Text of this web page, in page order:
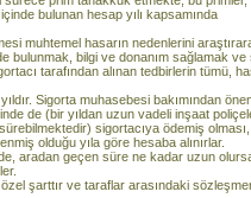
bulunan hesap yılı kapsamında
muhtemel hasarın nedenlerini
bulunmak, bilgi ve donanım sağlamak ve
tarafından alınan tedbirlerin tümü,
Sigorta muhasebesi bakımından
de (bir yıldan uzun vadeli inşaat
sigortacıya ödemiş olması,
olduğu yıla göre hesaba alınırlar.
aradan geçen süre ne kadar uzun
şarttır ve taraflar arasındaki